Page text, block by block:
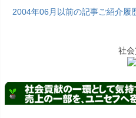
2004年06月以前の記事ご紹介履
社